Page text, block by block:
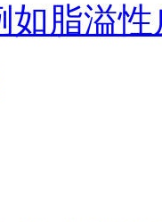
如脂溢